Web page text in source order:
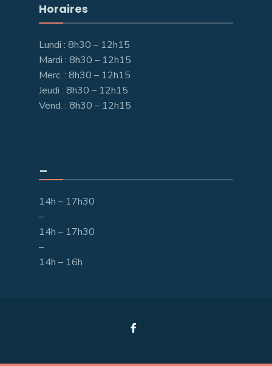
Horaires
Lundi : 8h30 – 12h15
Mardi : 8h30 – 12h15
Merc. : 8h30 – 12h15
Jeudi : 8h30 – 12h15
Vend. : 8h30 – 12h15
14h – 17h30
–
14h – 17h30
–
14h – 16h